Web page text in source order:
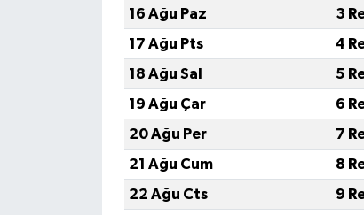
16 Ağu Paz
3
17 Ağu Pts
4
18 Ağu Sal
5
19 Ağu Çar
6
20 Ağu Per
7
21 Ağu Cum
8
22 Ağu Cts
9